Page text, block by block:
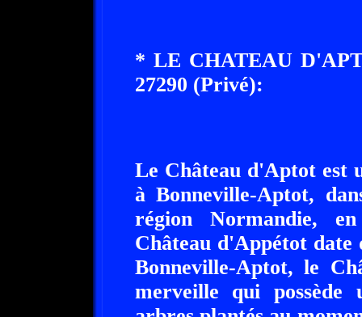
* LE CHATEAU
27290 (Privé):
Le Château d'Aptot est
à Bonneville-Aptot,
région Normandie,
Château d'Appétot
Bonneville-Aptot, le
merveille qui possède